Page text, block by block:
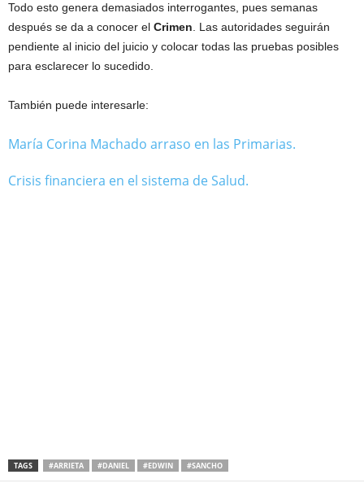
Todo esto genera demasiados interrogantes, pues semanas
después se da a conocer el Crimen . Las autoridades seguirán
pendiente al inicio del juicio y colocar todas las pruebas posibles
para esclarecer lo sucedido.
También puede interesarle:
María Corina Machado arraso en las Primarias.
Crisis financiera en el sistema de Salud.
TAGS #ARRIETA #DANIEL #EDWIN #SANCHO